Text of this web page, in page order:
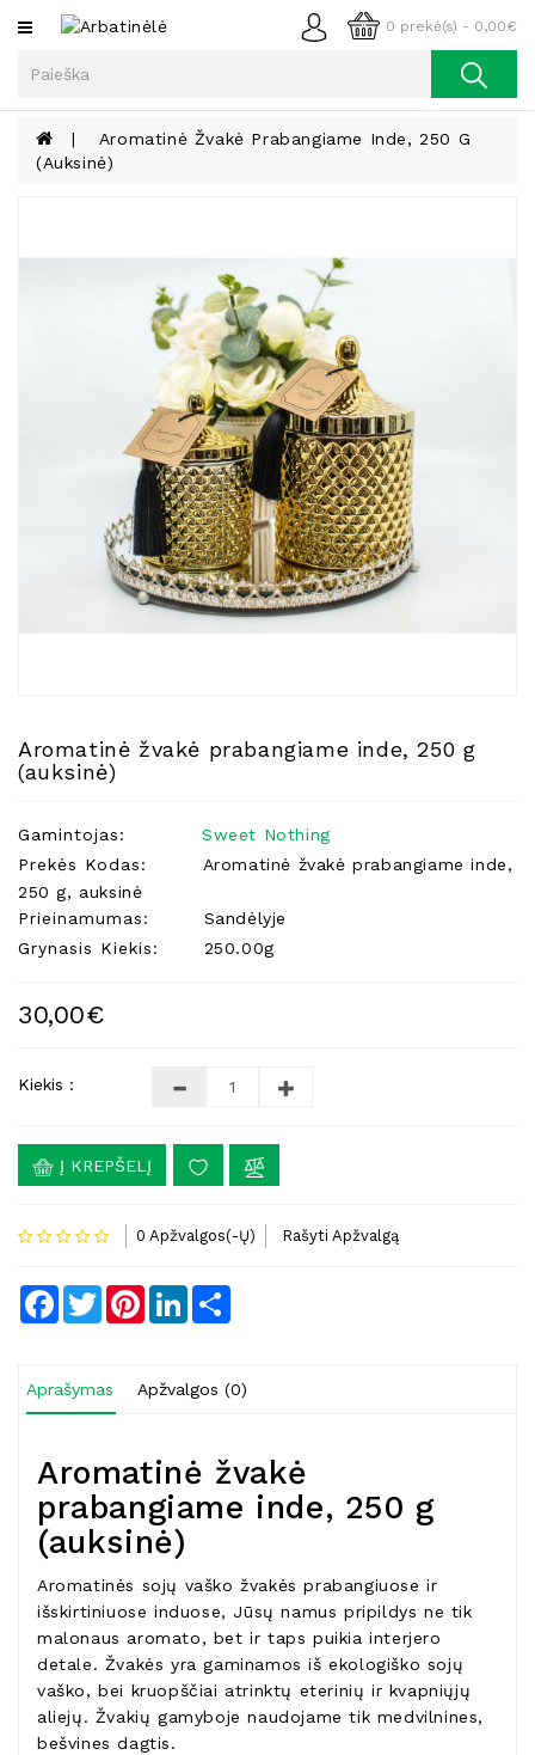
0 prekė(s) - 0,00€
Kategorijos
Kava
Prieskoniai
Lieknėjimui,
Gurmanams
Natūralios
Kosmetika
Kūdikiams
Pirties
Reikalai
Indai
Dovanos
Aromatinė Žvakė Prabangiame Inde, 250 G
(auksinė)
Aromatinė žvakė prabangiame inde, 250 g
(auksinė)
Gamintojas:
Sweet Nothing
Prekės Kodas:
Aromatinė žvakė prabangiame inde,
250 g, auksinė
Prieinamumas:
Sandėlyje
Grynasis Kiekis:
250.00g
30,00€
Kiekis :
Į KREPŠELĮ
0 Apžvalgos(-Ų) Rašyti Apžvalgą
Facebook
TwitterPinterestLinkedIn
Aprašymas Apžvalgos (0)
Aromatinė žvakė
prabangiame inde, 250 g
(auksinė)
Aromatinės sojų vaško žvakės prabangiuose ir
išskirtiniuose induose, Jūsų namus pripildys ne tik
malonaus aromato, bet ir taps puikia interjero
detale. Žvakės yra gaminamos iš ekologiško sojų
vaško, bei kruopščiai atrinktų eterinių ir kvapniųjų
aliejų. Žvakių gamyboje naudojame tik medvilnines,
bešvines dagtis.